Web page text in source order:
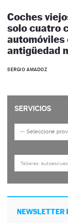
Coches
solo cuatro
automóviles
antigüedad
SERGIO AMADOZ
NEWSLETTER